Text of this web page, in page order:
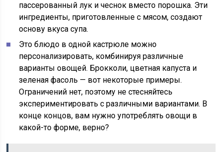
пассерованный лук и чеснок вместо порошка. Эти
ингредиенты, приготовленные с мясом, создают
основу вкуса супа.
Это блюдо в одной кастрюле можно
персонализировать, комбинируя различные
варианты овощей. Брокколи, цветная капуста и
зеленая фасоль — вот некоторые примеры.
Ограничений нет, поэтому не стесняйтесь
экспериментировать с различными вариантами. В
конце концов, вам нужно употреблять овощи в
какой-то форме, верно?